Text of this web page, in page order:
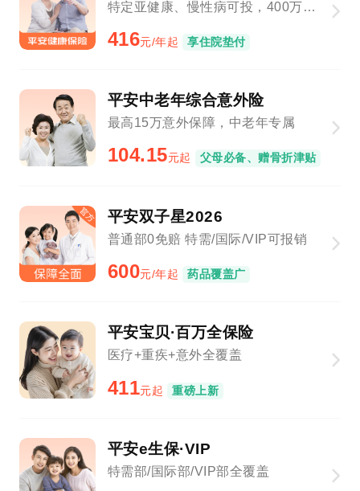
特定亚健康、慢性病可投，400万保障总额
416元/年起 享住院垫付
平安中老年综合意外险
最高15万意外保障，中老年专属
104.15元起 父母必备、赠骨折津贴
平安双子星2026
普通部0免赔 特需/国际/VIP可报销
600元/年起 药品覆盖广
平安宝贝·百万全保险
医疗+重疾+意外全覆盖
411元起 重磅上新
平安e生保·VIP
特需部/国际部/VIP部全覆盖